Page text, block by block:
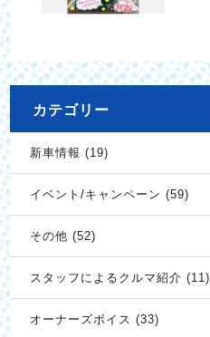
カテゴリー
新車情報 (19)
イベント/キャンペーン (59)
その他 (52)
スタッフによるクルマ紹介 (11)
オーナーズボイス (33)